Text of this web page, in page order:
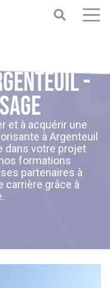
-
et à acquérir une
à Argenteuil
dans votre projet
formations
partenaires à
carrière grâce à